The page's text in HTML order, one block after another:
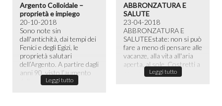
Argento Colloidale –
proprietà e impiego
20-10-2018
Sono note sin
dall'antichità, dai tempi dei
Fenici e degli Egizi, le
proprietà salutari
dell’Argento. A partire dagli
anni 90, visto l’aumento
Leggi tutto
ABBRONZATURA E
SALUTE
23-04-2018
ABBRONZATURA E
SALUTE​ Estate: non si può
fare a meno di pensare alle
vacanze, alla vita all'aria
aperta, al sole. Costretti a
passare la maggior ...
Leggi tutto